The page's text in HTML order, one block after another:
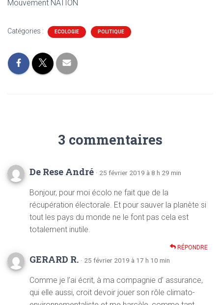
Mouvement NATION
Catégories : ECOLOGIE POLITIQUE
3 commentaires
De Rese André · 25 février 2019 à 8 h 29 min
Bonjour, pour moi écolo ne fait que de la
récupération électorale. Et pour sauver la planète si
tout les pays du monde ne le font pas cela est
totalement inutile.
RÉPONDRE
GERARD R. · 25 février 2019 à 17 h 10 min
Comme je l’ai écrit, à ma compagnie d’ assurance,
qui elle aussi, croit devoir jouer son rôle climato-